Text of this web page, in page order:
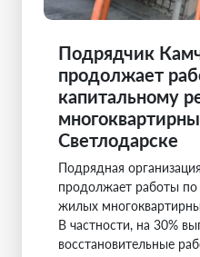
Подрядчик
продолжает
капитальному
Светлодарске
Подрядная
продолжает работы
жилых
В частности, на 30%
восстановительные